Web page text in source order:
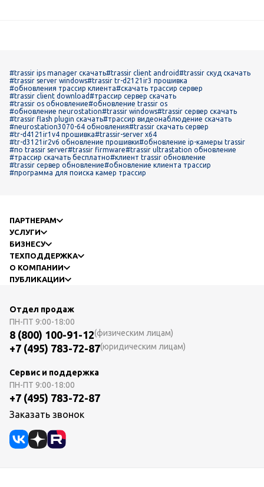
#trassir ips manager скачать#trassir client android#trassir скуд скачать
#trassir server windows#trassir tr-d2121ir3 прошивка
#обновления трассир клиента#скачать трассир сервер
#trassir client download#трассир сервер скачать
#trassir os обновление#обновление trassir os
#обновление neurostation#trassir windows#trassir сервер скачать
#trassir flash plugin скачать#трассир видеонаблюдение скачать
#neurostation3070-64 обновления#trassir скачать сервер
#tr-d4121ir1v4 прошивка#trassir-server x64
#tr-d3121ir2v6 обновление прошивки#обновление ip-камеры trassir
#по trassir server#trassir firmware#trassir ultrastation обновление
#трассир скачать бесплатно#клиент trassir обновление
#trassir сервер обновление#обновление клиента трассир
#программа для поиска камер трассир
ПАРТНЕРАМ
УСЛУГИ
БИЗНЕСУ
ТЕХПОДДЕРЖКА
О КОМПАНИИ
ПУБЛИКАЦИИ
Отдел продаж
ПН-ПТ 9:00-18:00
8 (800) 100-91-12(физическим лицам)
+7 (495) 783-72-87(юридическим лицам)
Сервис и поддержка
ПН-ПТ 9:00-18:00
+7 (495) 783-72-87
Заказать звонок